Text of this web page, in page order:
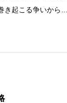
起こる争いから…